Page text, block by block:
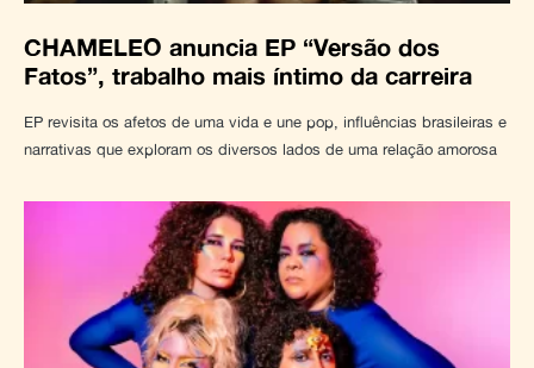
CHAMELEO anuncia EP “Versão dos
Fatos”, trabalho mais íntimo da carreira
EP revisita os afetos de uma vida e une pop, influências brasileiras e
narrativas que exploram os diversos lados de uma relação amorosa